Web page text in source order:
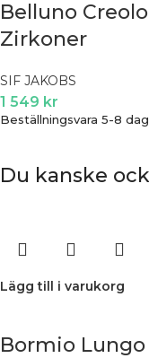
Belluno
Zirkoner
SIF JAKOBS
1 549 kr
Beställningsvara 5-8
Du kanske
Lägg till i varukorg
Bormio Lungo